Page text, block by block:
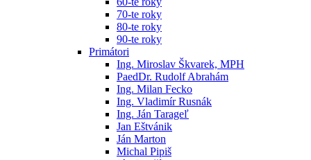
70-te roky
80-te roky
90-te roky
Primátori
Ing. Miroslav Škvarek, MPH
PaedDr. Rudolf Abrahám
Ing. Milan Fecko
Ing. Vladimír Rusnák
Ing. Ján Tarageľ
Jan Eštvánik
Ján Marton
Michal Pipiš